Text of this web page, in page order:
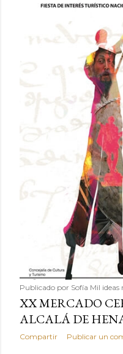
Publicado por Sofía Mil
XX MERCADO
ALCALÁ DE
Compartir Publicar un